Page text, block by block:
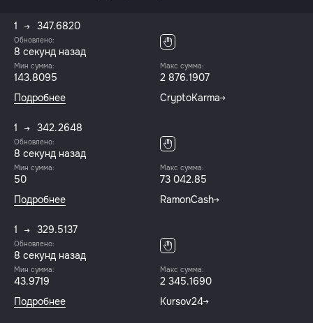
1 347.6820
Обновлено:
8 секунд назад
Мин сумма:
143.8095
Макс сумма:
2 876.1907
Подробнее
CryptoKarma
1 342.2648
Обновлено:
8 секунд назад
Мин сумма:
50
Макс сумма:
73 042.85
Подробнее
RamonCash
1 329.5137
Обновлено:
8 секунд назад
Мин сумма:
43.9719
Макс сумма:
2 345.1690
Подробнее
Kursov24